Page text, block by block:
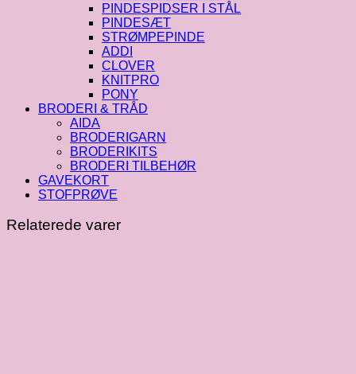
PINDESPIDSER I STÅL
PINDESÆT
STRØMPEPINDE
ADDI
CLOVER
KNITPRO
PONY
BRODERI & TRÅD
AIDA
BRODERIGARN
BRODERIKITS
BRODERI TILBEHØR
GAVEKORT
STOFPRØVE
Relaterede varer